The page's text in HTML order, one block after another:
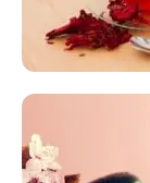
Para